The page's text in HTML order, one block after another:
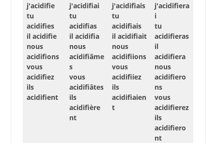
j'acidifie
tu
acidifies
il acidifie
nous
acidifions
vous
acidifiez
ils
acidifient
j'acidifiai
tu
acidifias
il acidifia
nous
acidifiâme
s
vous
acidifiâtes
ils
acidifière
nt
j'acidifiais
tu
acidifiais
il acidifiait
nous
acidifiions
vous
acidifiiez
ils
acidifiaien
t
j'acidifiera
i
tu
acidifieras
il
acidifiera
nous
acidifiero
ns
vous
acidifierez
ils
acidifiero
nt